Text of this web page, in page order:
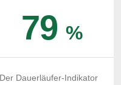
79%
Der Dauerläufer-Indikator